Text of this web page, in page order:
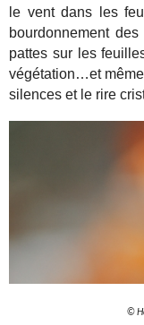
le vent dans les
bourdonnement
pattes sur les
végétation…et
silences et le rire
©